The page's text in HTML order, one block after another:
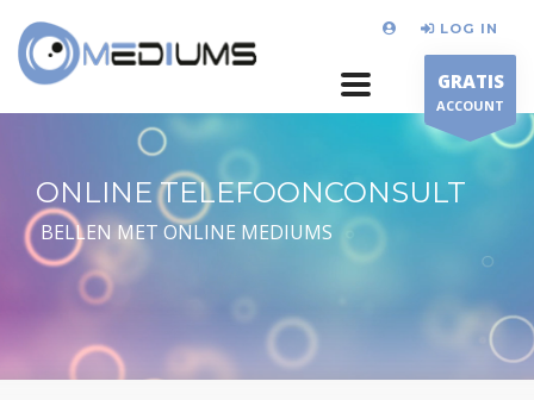
LOG IN
GRATIS
ACCOUNT
ONLINE TELEFOONCONSULT
BELLEN MET ONLINE MEDIUMS